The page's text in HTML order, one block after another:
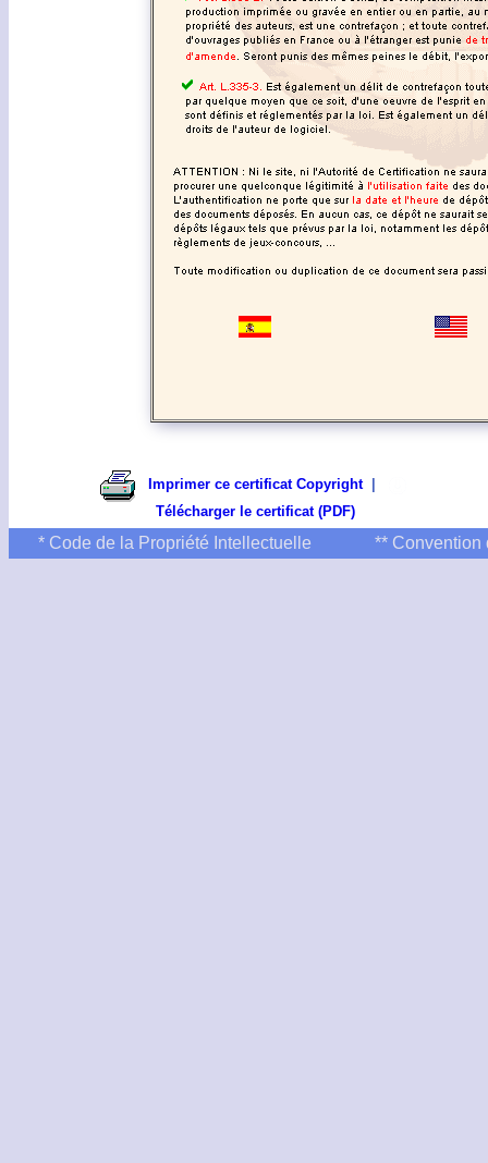
Imprimer ce certificat Copyright|
Télécharger le certificat (PDF)
* Code de la Propriété Intellectuelle ** Convention